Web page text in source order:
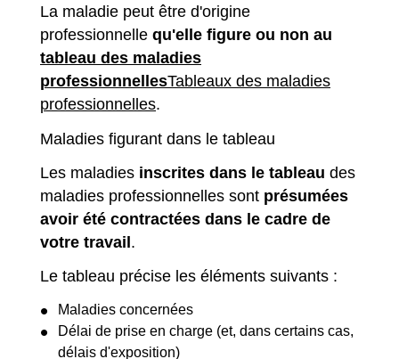
La maladie peut être d'origine
professionnelle qu'elle figure ou non au
tableau des maladies
professionnellesTableaux des maladies
professionnelles.
Maladies figurant dans le tableau
Les maladies inscrites dans le tableau des
maladies professionnelles sont présumées
avoir été contractées dans le cadre de
votre travail .
Le tableau précise les éléments suivants :
Maladies concernées
Délai de prise en charge (et, dans certains cas,
délais d'exposition)